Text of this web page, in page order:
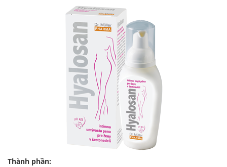
Thành phần: